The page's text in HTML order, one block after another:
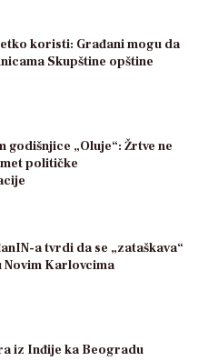
koristi: Građani mogu da
Skupštine opštine
godišnjice „Oluje“: Žrtve ne
političke
a tvrdi da se „zataškava“
Novim Karlovcima
iz Inđije ka Beogradu